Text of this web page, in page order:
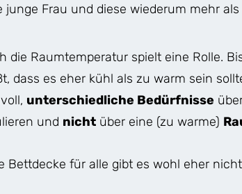
junge Frau und diese wiederum mehr
die Raumtemperatur spielt eine Rolle.
dass es eher kühl als zu warm sein
unterschiedliche Bedürfnisse
und nicht über eine (zu warme)
Bettdecke für alle gibt es wohl eher